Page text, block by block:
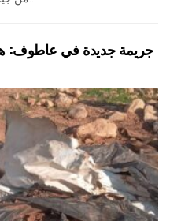
جريمة جديدة في عاطوف: